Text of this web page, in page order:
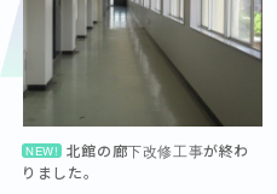
NEW! 北館の廊下改修工事が終わ
りました。